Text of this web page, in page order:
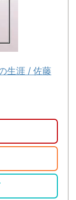
生涯 / 佐藤